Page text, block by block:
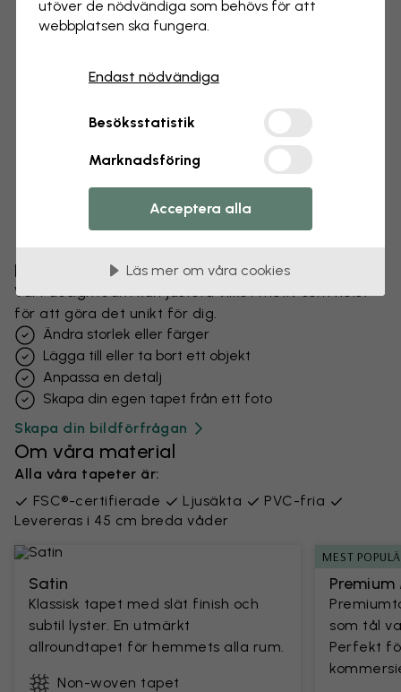
Förändra din tapet
Vårt designteam kan justera vilket motiv som helst
för att göra det unikt för dig.
Ändra storlek eller färger
Lägga till eller ta bort ett objekt
Anpassa en detalj
Skapa din egen tapet från ett foto
Skapa din bildförfrågan
Om våra material
Alla våra tapeter är:
FSC®-certifierade
Ljusäkta
PVC-fria
Levereras i 45 cm breda våder
Satin
Klassisk tapet med slät finish och
subtil lyster. En utmärkt
allroundtapet för hemmets alla rum.
Non-woven tapet
MEST
som tål
Perfekt
utöver de nödvändiga som behövs för att
webbplatsen ska fungera.
Endast nödvändiga
Besöksstatistik
Marknadsföring
Acceptera alla
Läs mer om våra cookies